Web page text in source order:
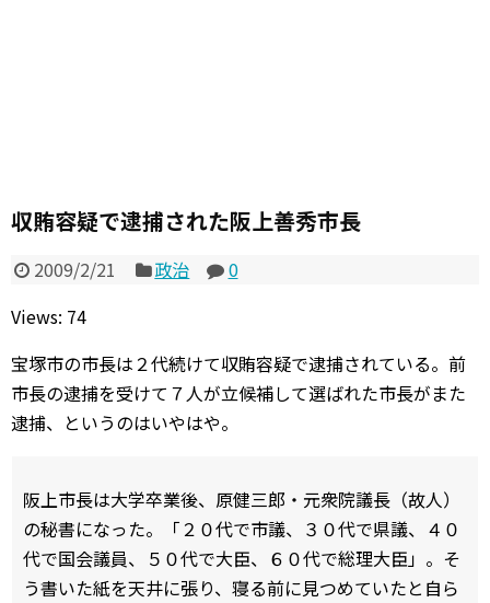
収賄容疑で逮捕された阪上善秀市長
2009/2/21 政治
0
Views: 74
宝塚市の市長は２代続けて収賄容疑で逮捕されている。前
市長の逮捕を受けて７人が立候補して選ばれた市長がまた
逮捕、というのはいやはや。
阪上市長は大学卒業後、原健三郎・元衆院議長（故人）
の秘書になった。「２０代で市議、３０代で県議、４０
代で国会議員、５０代で大臣、６０代で総理大臣」。そ
う書いた紙を天井に張り、寝る前に見つめていたと自ら